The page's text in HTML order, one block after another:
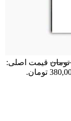
تومان قیمت اصلی: